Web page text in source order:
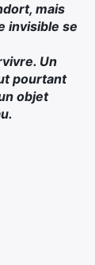
mais
invisible se
Un
pourtant
objet